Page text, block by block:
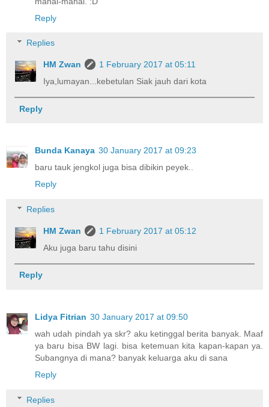
Reply
Replies
HM Zwan
1 February 2017 at 05:11
Iya,lumayan...kebetulan Siak jauh dari kota
Reply
Bunda Kanaya 30 January 2017 at 09:23
baru tauk jengkol juga bisa dibikin peyek..
Reply
Replies
HM Zwan
1 February 2017 at 05:12
Aku juga baru tahu disini
Reply
Lidya Fitrian 30 January 2017 at 09:50
wah udah pindah ya skr? aku ketinggal berita banyak. Maaf
ya baru bisa BW lagi. bisa ketemuan kita kapan-kapan ya.
Subangnya di mana? banyak keluarga aku di sana
Reply
Replies